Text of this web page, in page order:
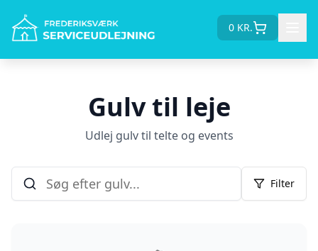
0 KR.
Gulv til leje
Udlej gulv til telte og events
Filter